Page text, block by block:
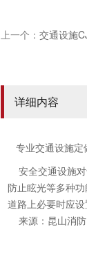
上一个： 交通设施
详细内容
专业交通设施定
安全交通设施对
防止眩光等多种
道路上必要时应
来源：昆山消